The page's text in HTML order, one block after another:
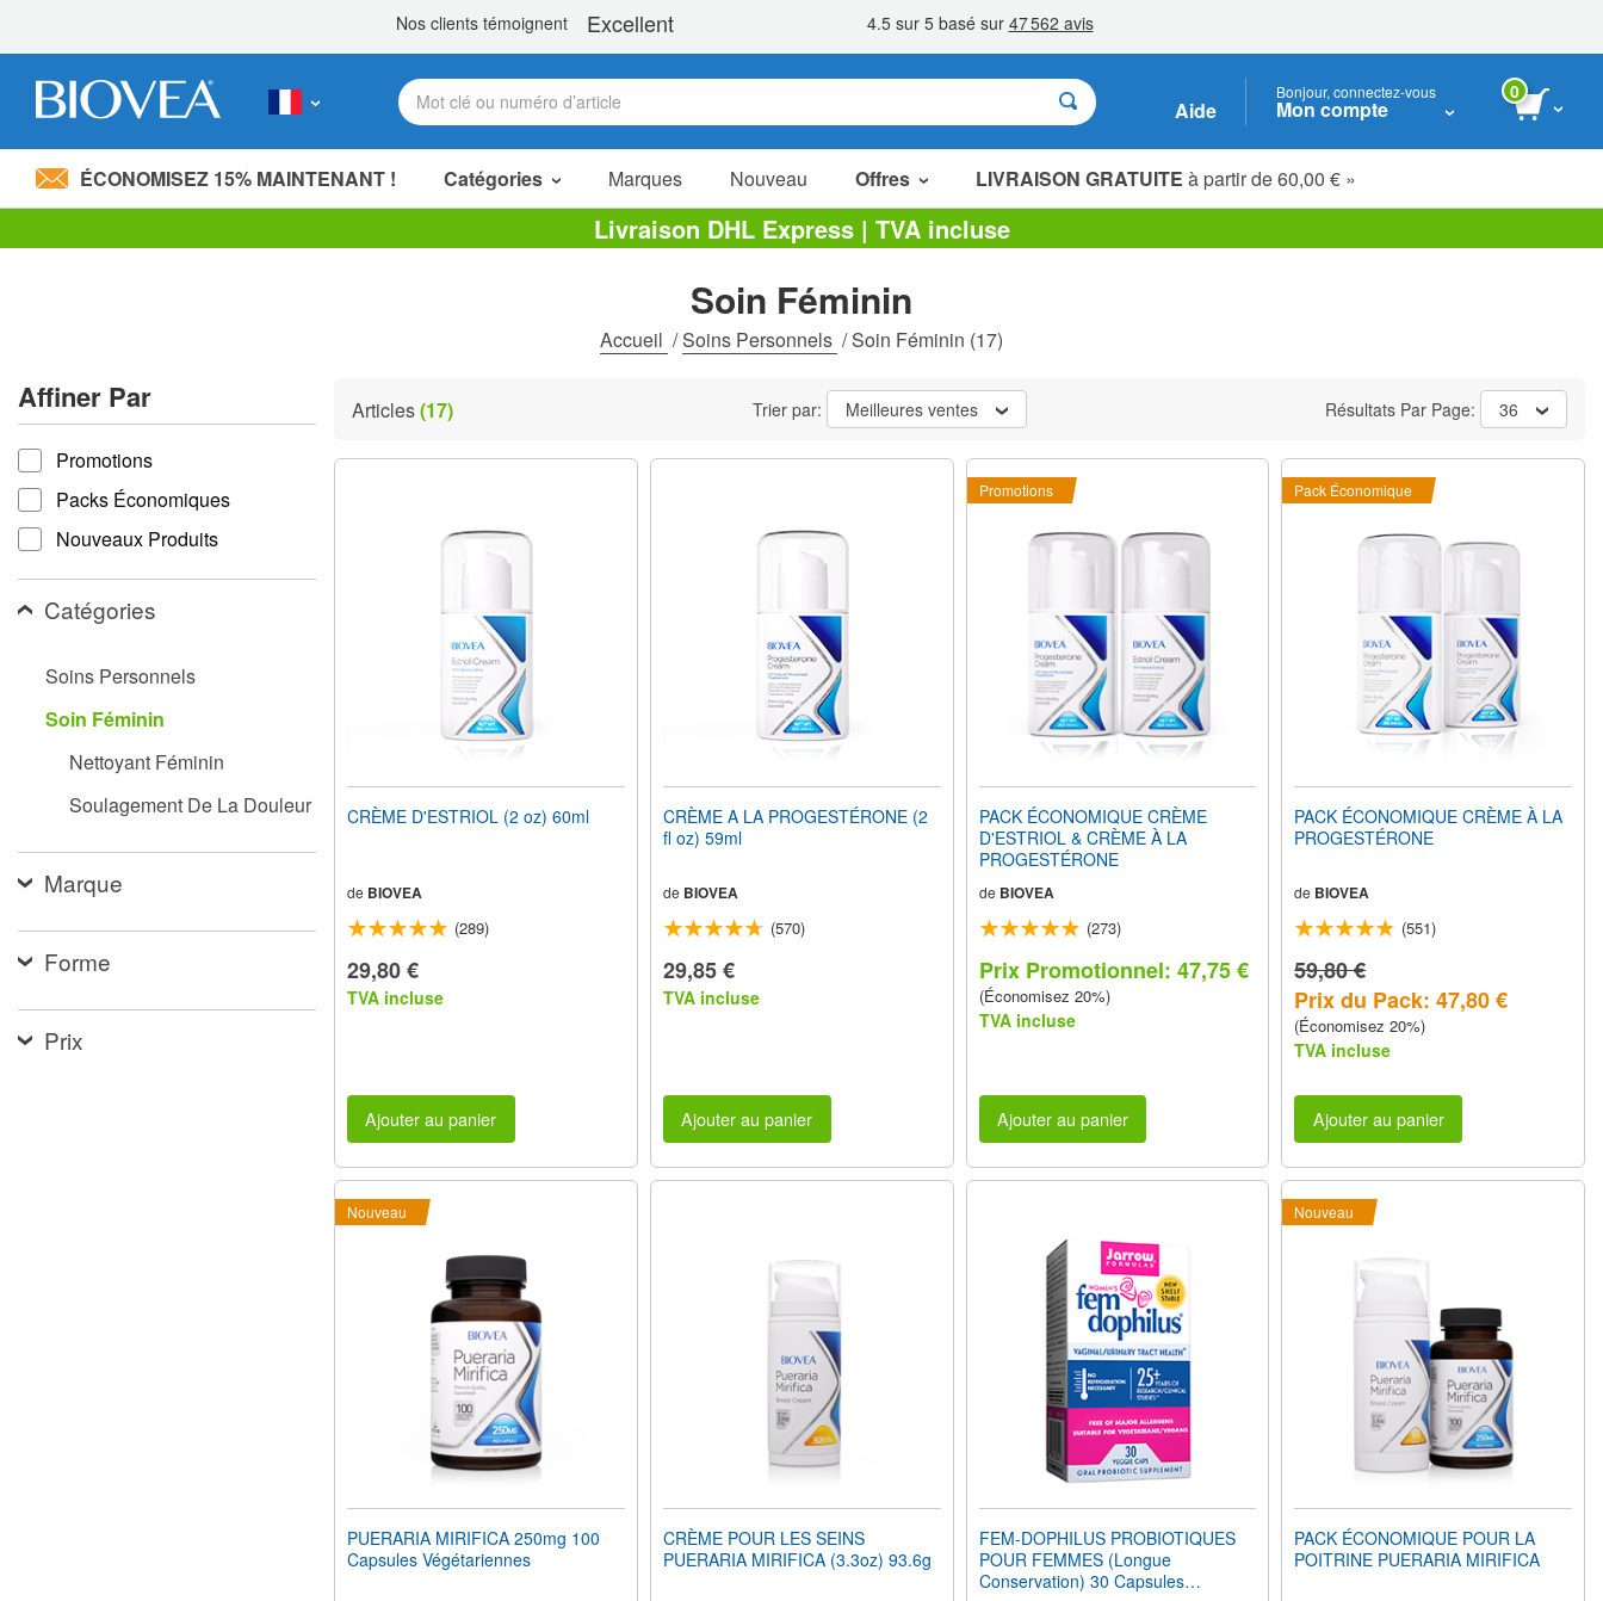
Veuillez
un
système
d'accessibilité.
Appuyez
sur
Ctrl-
F11
pour
site
malvoyants
utilisent
Appuyez
Ctrl-
F10
pour
un
menu
d'accessibilité.
Aide
Bonjour, connectez-vous
Mon compte
0
ÉCONOMISEZ 15% MAINTENANT ! Catégories Marques Nouveau Offres LIVRAISON GRATUITE à partir de 60,00 € »
Articles en Promotion
Packs Économiques
Liquidation
Livraison DHL Express | TVA incluse
Soin Féminin
Accueil /Soins Personnels /Soin Féminin (17)
Affiner Par
Affiner par
Promotions
Packs Économiques
Nouveaux Produits
Catégories
Soins Personnels
Soin Féminin
Nettoyant Féminin
Soulagement De La Douleur
Marque
Forme
Prix
Articles(17) Trier par: Meilleures ventes Résultats Par Page: 36
CRÈME D'ESTRIOL (2 oz) 60ml
de BIOVEA
(289)
29,80 €
TVA incluse
Ajouter au panier
CRÈME A LA PROGESTÉRONE (2
fl oz) 59ml
de BIOVEA
(570)
29,85 €
TVA incluse
Ajouter au panier
Promotions
PACK ÉCONOMIQUE CRÈME
D'ESTRIOL & CRÈME À LA
PROGESTÉRONE
de BIOVEA
(273)
Prix Promotionnel: 47,75 €
(Économisez 20%)
TVA incluse
Ajouter au panier
Pack Économique
PACK ÉCONOMIQUE CRÈME À LA
PROGESTÉRONE
de BIOVEA
(551)
59,80 €
Prix du Pack: 47,80 €
(Économisez 20%)
TVA incluse
Ajouter au panier
Nouveau
PUERARIA MIRIFICA 250mg 100
Capsules Végétariennes
CRÈME POUR LES SEINS
PUERARIA MIRIFICA (3.3oz) 93.6g
FEM-DOPHILUS PROBIOTIQUES
POUR FEMMES (Longue
Conservation) 30 Capsules
Nouveau
PACK ÉCONOMIQUE POUR LA
POITRINE PUERARIA MIRIFICA